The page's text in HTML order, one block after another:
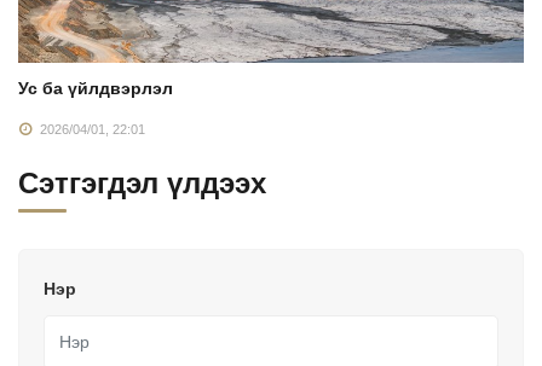
Ус ба үйлдвэрлэл
2026/04/01, 22:01
Сэтгэгдэл үлдээх
Нэр